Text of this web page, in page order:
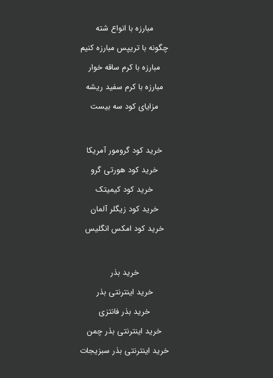
مبارزه با انواع شته
چگونه با تریپس مبارزه کنیم
مبارزه با کرم ساقه خوار
مبارزه با کرم سفید ریشه
مزایای کود سه بیست
خرید کود گرومور آمریکا
خرید کود هورتی گرو
خرید کود کیمیتک
خرید کود زیگلر آلمان
خرید کود امکس انگلیس
خرید بذر
خرید اینترنتی بذر
خرید بذر فانتزی
خرید اینترنتی بذر چمن
خرید اینترنتی بذر سبزیجات